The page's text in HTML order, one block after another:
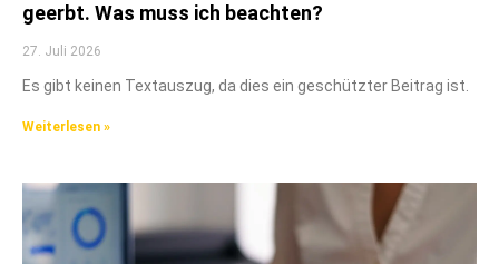
geerbt. Was muss ich beachten?
27. Juli 2026
Es gibt keinen Textauszug, da dies ein geschützter Beitrag ist.
Weiterlesen »